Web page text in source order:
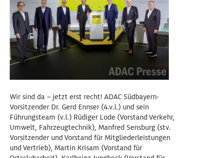
Wir sind da – jetzt erst recht! ADAC Südbayern-
Vorsitzender Dr. Gerd Ennser (4.v.l.) und sein
Führungsteam (v.l.) Rüdiger Lode (Vorstand Verkehr,
Umwelt, Fahrzeugtechnik), Manfred Sensburg (stv.
Vorsitzender und Vorstand für Mitgliederleistungen
und Vertrieb), Martin Krisam (Vorstand für